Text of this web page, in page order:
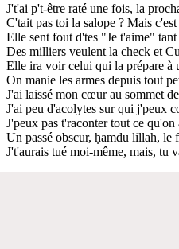
J't'ai p't-être raté une fois, la
C'tait pas toi la salope ? Mais
Elle sent fout d'tes "Je t'aime"
Des milliers veulent la check et
Elle ira voir celui qui la prépare à
On manie les armes depuis tout
J'ai laissé mon cœur au sommet
J'ai peu d'acolytes sur qui j'peux
J'peux pas t'raconter tout ce qu'on
Un passé obscur, ḥamdu lillāh, le
J't'aurais tué moi-même, mais, tu